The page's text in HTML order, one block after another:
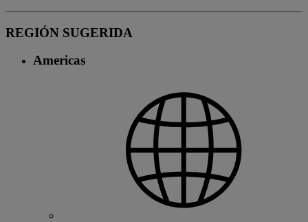
REGIÓN SUGERIDA
Americas